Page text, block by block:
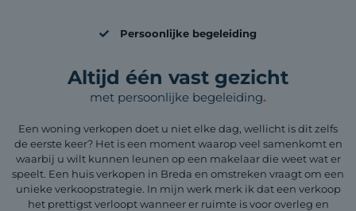
Persoonlijke begeleiding
Altijd één vast gezicht
met persoonlijke begeleiding.
Een woning verkopen doet u niet elke dag, wellicht is dit zelfs
de eerste keer? Het is een moment waarop veel samenkomt en
waarbij u wilt kunnen leunen op een makelaar die weet wat er
speelt. Een huis verkopen in Breda en omstreken vraagt om een
unieke verkoopstrategie. In mijn werk merk ik dat een verkoop
het prettigst verloopt wanneer er ruimte is voor overleg en